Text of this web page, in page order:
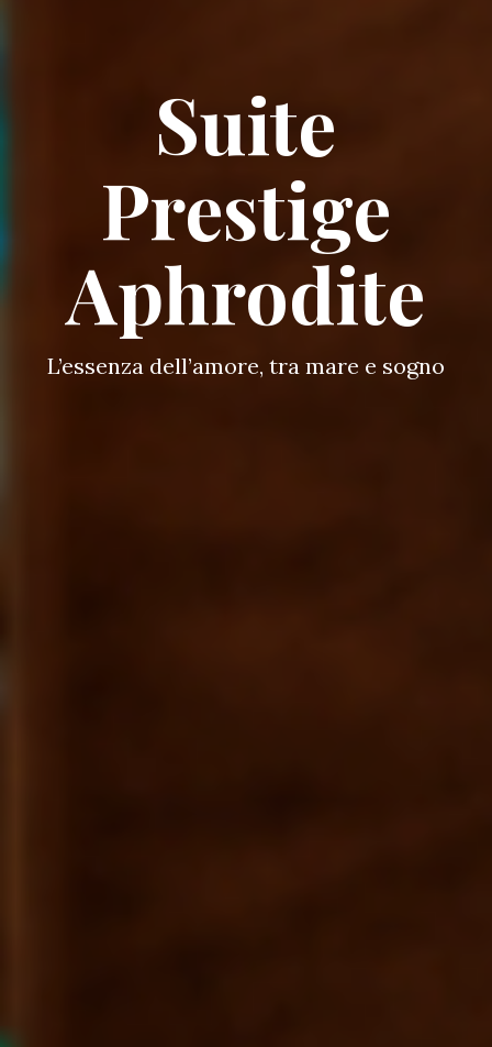
Suite
Prestige
Aphrodite
L’essenza dell’amore, tra mare e sogno